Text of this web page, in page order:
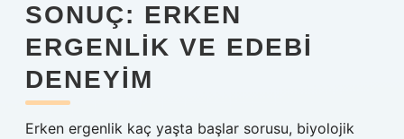
SONUÇ: ERKEN
ERGENLIK VE EDEBI
DENEYIM
Erken ergenlik kaç yaşta başlar sorusu, biyolojik